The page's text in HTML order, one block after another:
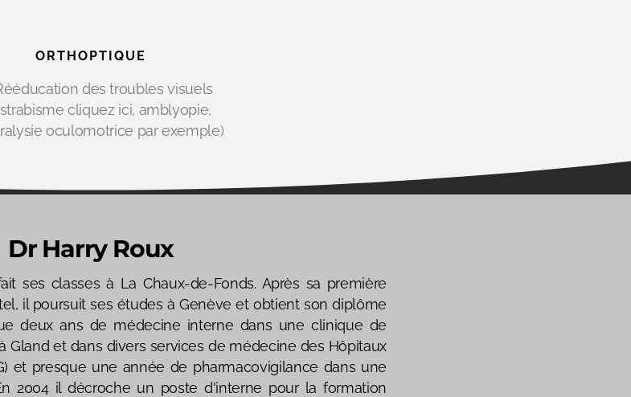
ORTHOPTIQUE
des troubles visuels
cliquez ici, amblyopie,
oculomotrice par exemple)
Dr Harry Roux
ses classes à La Chaux-de-Fonds. Après sa première
il poursuit ses études à Genève et obtient son diplôme
deux ans de médecine interne dans une clinique de
Gland et dans divers services de médecine des Hôpitaux
et presque une année de pharmacovigilance dans une
2004 il décroche un poste d'interne pour la formation